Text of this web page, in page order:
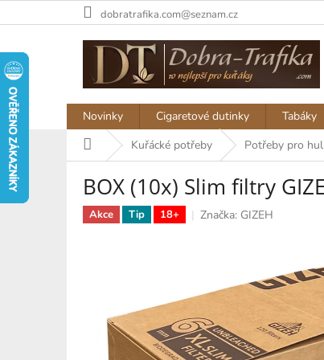
na
dobratrafika.com@seznam.cz
Novinky Cigaretové dutinky Tabáky
Domů Kuřácké potřeby Potřeby pro
BOX (10x) Slim filtry
Akce Tip 18+ Značka: GIZEH